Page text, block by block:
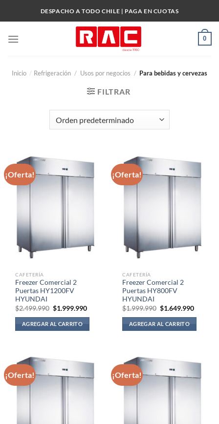
DESPACHO A TODO CHILE | PAGA EN CUOTAS
0
Inicio / Refrigeración / Usos por negocios / Para bebidas y cervezas
FILTRAR
¡Oferta!
CAFETERÍA
Freezer Comercial 2
Puertas HY1200FV
HYUNDAI
$2.499.990 El
original
era:
$2.499.990.
$1.999.990El
$1.999.990.
AGREGAR AL CARRITO
¡Oferta!
CAFETERÍA
Freezer Comercial 2
Puertas HY800FV
HYUNDAI
$1.999.990 El
original
era:
$1.999.990.
$1.649.990El
AGREGAR AL CARRITO
¡Oferta! ¡Oferta!